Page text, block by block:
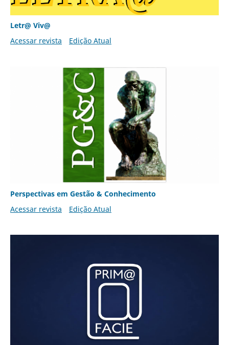
Letr@ Viv@
Acessar revista
Edição Atual
Perspectivas em Gestão & Conhecimento
Acessar revista
Edição Atual